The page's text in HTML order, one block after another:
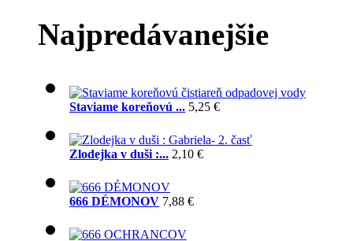
Najpredávanejšie
Staviame koreňovú ... 5,25 €
Zlodejka v duši :... 2,10 €
666 DÉMONOV 7,88 €